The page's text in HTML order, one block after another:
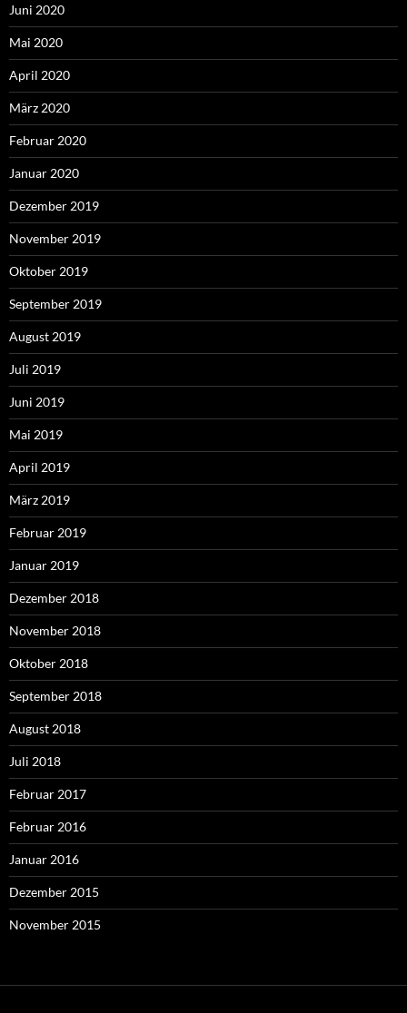
Juni 2020
Mai 2020
April 2020
März 2020
Februar 2020
Januar 2020
Dezember 2019
November 2019
Oktober 2019
September 2019
August 2019
Juli 2019
Juni 2019
Mai 2019
April 2019
März 2019
Februar 2019
Januar 2019
Dezember 2018
November 2018
Oktober 2018
September 2018
August 2018
Juli 2018
Februar 2017
Februar 2016
Januar 2016
Dezember 2015
November 2015